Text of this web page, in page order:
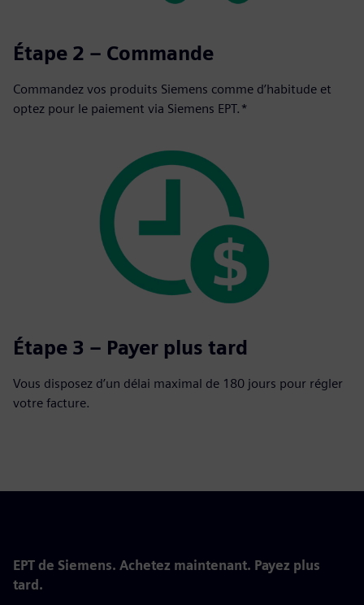
Étape 2 – Commande
Commandez vos produits Siemens comme d’habitude et
optez pour le paiement via Siemens EPT.*
Étape 3 – Payer plus tard
Vous disposez d’un délai maximal de 180 jours pour régler
votre facture.
EPT de Siemens. Achetez maintenant. Payez plus
tard.